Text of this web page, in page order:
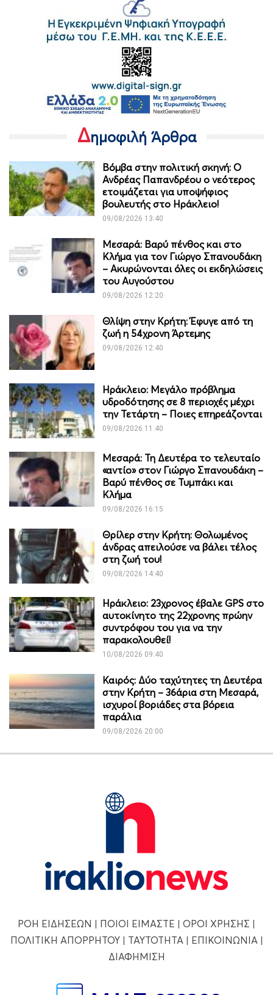
Δημοφιλή Άρθρα
Βόμβα στην πολιτική σκηνή: Ο
Ανδρέας Παπανδρέου ο νεότερος
ετοιμάζεται για υποψήφιος
βουλευτής στο Ηράκλειο!
09/08/2026 13:40
Μεσαρά: Βαρύ πένθος και στο
Κλήμα για τον Γιώργο Σπανουδάκη
– Ακυρώνονται όλες οι εκδηλώσεις
του Αυγούστου
09/08/2026 12:20
Θλίψη στην Κρήτη: Έφυγε από τη
ζωή η 54χρονη Άρτεμης
09/08/2026 12:40
Ηράκλειο: Μεγάλο πρόβλημα
υδροδότησης σε 8 περιοχές μέχρι
την Τετάρτη – Ποιες επηρεάζονται
09/08/2026 11:40
Μεσαρά: Τη Δευτέρα το τελευταίο
«αντίο» στον Γιώργο Σπανουδάκη –
Βαρύ πένθος σε Τυμπάκι και
Κλήμα
09/08/2026 16:15
Θρίλερ στην Κρήτη: Θολωμένος
άνδρας απειλούσε να βάλει τέλος
στη ζωή του!
09/08/2026 14:40
Ηράκλειο: 23χρονος έβαλε GPS στο
αυτοκίνητο της 22χρονης πρώην
συντρόφου του για να την
παρακολουθεί!
10/08/2026 09:40
Καιρός: Δύο ταχύτητες τη Δευτέρα
στην Κρήτη – 36άρια στη Μεσαρά,
ισχυροί βοριάδες στα βόρεια
παράλια
09/08/2026 20:00
ΡΟΗ ΕΙΔΗΣΕΩΝ | ΠΟΙΟΙ ΕΙΜΑΣΤΕ | ΟΡΟΙ ΧΡΗΣΗΣ |
ΠΟΛΙΤΙΚΗ ΑΠΟΡΡΗΤΟΥ| ΤΑΥΤΟΤΗΤΑ | ΕΠΙΚΟΙΝΩΝΙΑ |
ΔΙΑΦΗΜΙΣΗ